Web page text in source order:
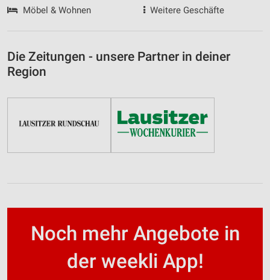
Möbel & Wohnen
Weitere Geschäfte
Die Zeitungen - unsere Partner in deiner
Region
Noch mehr Angebote in
der weekli App!